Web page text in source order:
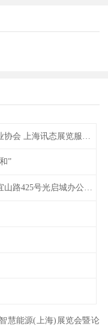
”
上海市徐汇区宜山路425号光启城办公楼905-907室
慧能源(上海)展览会暨论